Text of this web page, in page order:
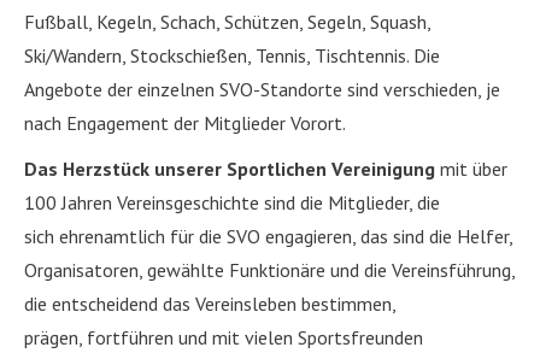
Fußball, Kegeln, Schach, Schützen, Segeln, Squash,
Ski/Wandern, Stockschießen, Tennis, Tischtennis. Die
Angebote der einzelnen SVO-Standorte sind verschieden, je
nach Engagement der Mitglieder Vorort.
Das Herzstück unserer Sportlichen Vereinigung mit über
100 Jahren Vereinsgeschichte sind die Mitglieder, die
sich ehrenamtlich für die SVO engagieren, das sind die Helfer,
Organisatoren, gewählte Funktionäre und die Vereinsführung,
die entscheidend das Vereinsleben bestimmen,
prägen, fortführen und mit vielen Sportsfreunden